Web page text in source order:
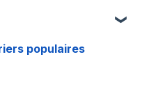
populaires